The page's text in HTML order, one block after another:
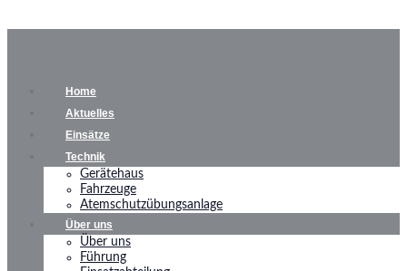
Home
Aktuelles
Einsätze
Technik
Gerätehaus
Fahrzeuge
Atemschutzübungsanlage
Über uns
Über uns
Führung